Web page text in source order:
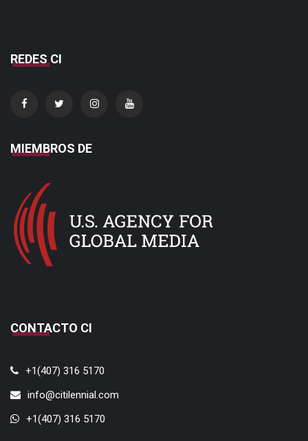
REDES CI
MIEMBROS DE
CONTACTO CI
+1(407) 316 5170
info@citilennial.com
+1(407) 316 5170